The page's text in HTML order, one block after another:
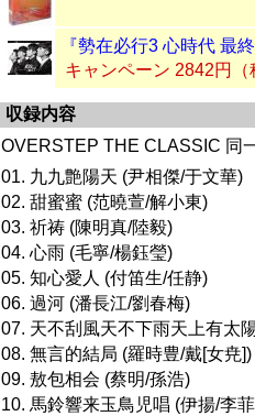
『勢在必行3 心時代 最
キャンペーン 2842円（
収録内容
OVERSTEP THE CLASSIC 同
01. 九九艶陽天 (尹相傑/于文華)
02. 甜蜜蜜 (范曉萱/解小東)
03. 祈祷 (陳明真/陸毅)
04. 心雨 (毛寧/楊鈺瑩)
05. 知心愛人 (付笛生/任静)
06. 過河 (潘長江/劉春梅)
07. 天不刮風天不下雨天上有太
08. 無言的結局 (羅時豊/戴[女尭])
09. 敖包相会 (蔡明/孫浩)
10. 馬鈴響来玉鳥児唱 (伊揚/李